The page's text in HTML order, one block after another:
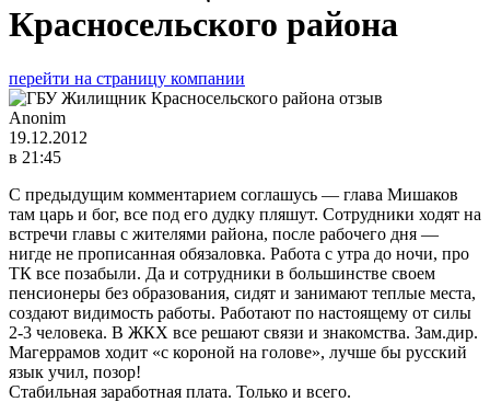
Красносельского района
перейти на страницу компании
Anonim
19.12.2012
в 21:45
С предыдущим комментарием соглашусь — глава Мишаков
там царь и бог, все под его дудку пляшут. Сотрудники ходят на
встречи главы с жителями района, после рабочего дня —
нигде не прописанная обязаловка. Работа с утра до ночи, про
ТК все позабыли. Да и сотрудники в большинстве своем
пенсионеры без образования, сидят и занимают теплые места,
создают видимость работы. Работают по настоящему от силы
2-3 человека. В ЖКХ все решают связи и знакомства. Зам.дир.
Магеррамов ходит «с короной на голове», лучше бы русский
язык учил, позор!
Стабильная заработная плата. Только и всего.